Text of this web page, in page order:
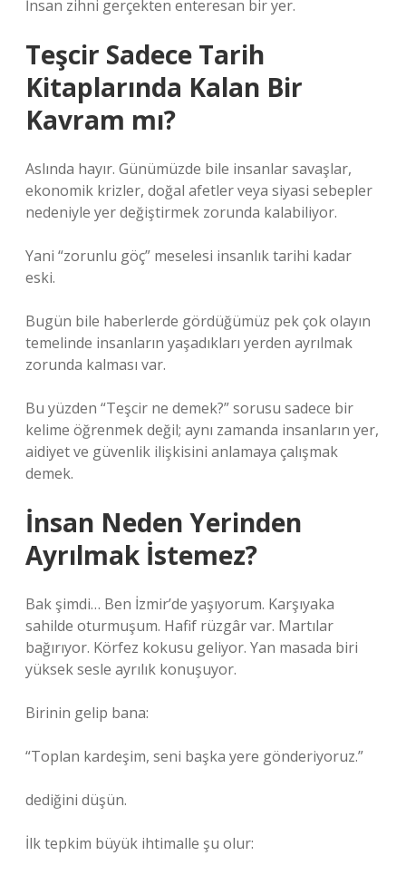
İnsan zihni gerçekten enteresan bir yer.
Teşcir Sadece Tarih
Kitaplarında Kalan Bir
Kavram mı?
Aslında hayır. Günümüzde bile insanlar savaşlar,
ekonomik krizler, doğal afetler veya siyasi sebepler
nedeniyle yer değiştirmek zorunda kalabiliyor.
Yani “zorunlu göç” meselesi insanlık tarihi kadar
eski.
Bugün bile haberlerde gördüğümüz pek çok olayın
temelinde insanların yaşadıkları yerden ayrılmak
zorunda kalması var.
Bu yüzden “Teşcir ne demek?” sorusu sadece bir
kelime öğrenmek değil; aynı zamanda insanların yer,
aidiyet ve güvenlik ilişkisini anlamaya çalışmak
demek.
İnsan Neden Yerinden
Ayrılmak İstemez?
Bak şimdi… Ben İzmir’de yaşıyorum. Karşıyaka
sahilde oturmuşum. Hafif rüzgâr var. Martılar
bağırıyor. Körfez kokusu geliyor. Yan masada biri
yüksek sesle ayrılık konuşuyor.
Birinin gelip bana:
“Toplan kardeşim, seni başka yere gönderiyoruz.”
dediğini düşün.
İlk tepkim büyük ihtimalle şu olur: